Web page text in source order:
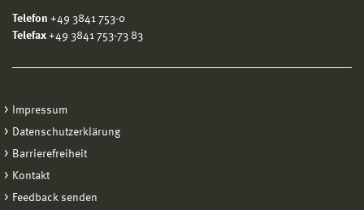
Telefon +49 3841 753-0
Telefax +49 3841 753-73 83
Impressum
Datenschutzerklärung
Barrierefreiheit
Kontakt
Feedback senden